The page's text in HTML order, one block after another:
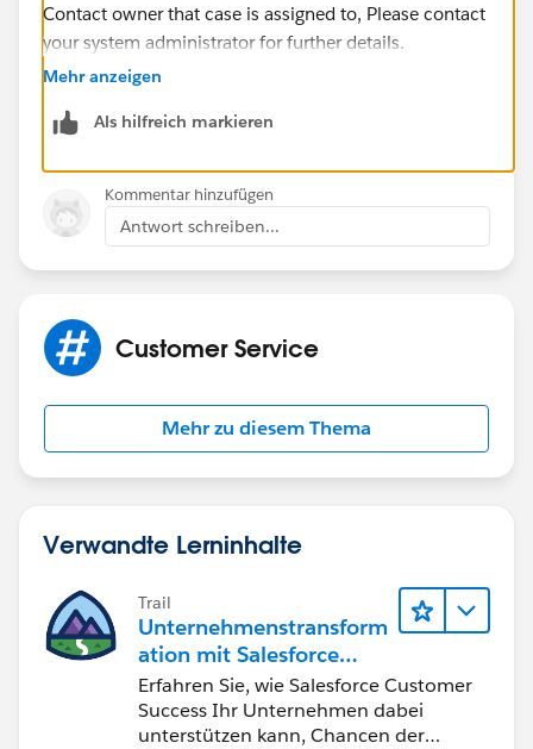
Contact owner that case is assigned to, Please contact
your system administrator for further details.
Mehr anzeigen
Als hilfreich markieren
Kommentar hinzufügen
Antwort schreiben...
Customer Service
Mehr zu diesem Thema
Verwandte Lerninhalte
Trail
Unternehmenstransform
ation mit Salesforce
Customer Success
Erfahren Sie, wie Salesforce Customer
Success Ihr Unternehmen dabei
unterstützen kann, Chancen der